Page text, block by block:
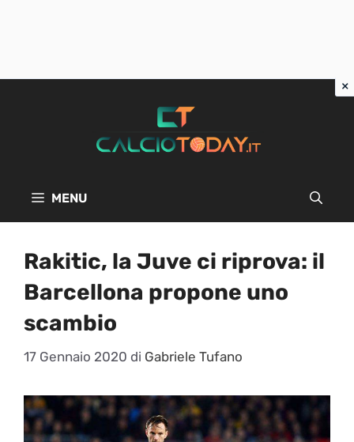
MENU
Rakitic, la Juve ci riprova: il
Barcellona propone uno
scambio
17 Gennaio 2020 di Gabriele Tufano